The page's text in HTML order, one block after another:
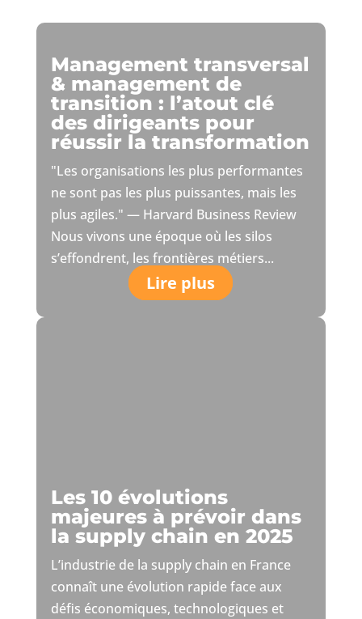
Management transversal
& management de
transition : l’atout clé
des dirigeants pour
réussir la transformation
"Les organisations les plus performantes
ne sont pas les plus puissantes, mais les
plus agiles." — Harvard Business Review
Nous vivons une époque où les silos
s’effondrent, les frontières métiers...
Lire plus
Les 10 évolutions
majeures à prévoir dans
la supply chain en 2025
L’industrie de la supply chain en France
connaît une évolution rapide face aux
défis économiques, technologiques et